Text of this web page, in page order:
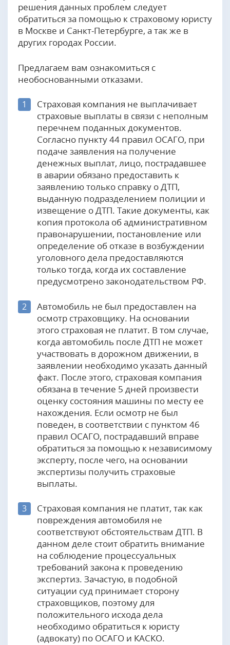
решения данных проблем следует
обратиться за помощью к страховому юристу
в Москве и Санкт-Петербурге, а так же в
других городах России.
Предлагаем вам ознакомиться с
необоснованными отказами.
1
Страховая компания не выплачивает
страховые выплаты в связи с неполным
перечнем поданных документов.
Согласно пункту 44 правил ОСАГО, при
подаче заявления на получение
денежных выплат, лицо, пострадавшее
в аварии обязано предоставить к
заявлению только справку о ДТП,
выданную подразделением полиции и
извещение о ДТП. Такие документы, как
копия протокола об административном
правонарушении, постановление или
определение об отказе в возбуждении
уголовного дела предоставляются
только тогда, когда их составление
предусмотрено законодательством РФ.
2
Автомобиль не был предоставлен на
осмотр страховщику. На основании
этого страховая не платит. В том случае,
когда автомобиль после ДТП не может
участвовать в дорожном движении, в
заявлении необходимо указать данный
факт. После этого, страховая компания
обязана в течение 5 дней произвести
оценку состояния машины по месту ее
нахождения. Если осмотр не был
поведен, в соответствии с пунктом 46
правил ОСАГО, пострадавший вправе
обратиться за помощью к независимому
эксперту, после чего, на основании
экспертизы получить страховые
выплаты.
3
Страховая компания не платит, так как
повреждения автомобиля не
соответствуют обстоятельствам ДТП. В
данном деле стоит обратить внимание
на соблюдение процессуальных
требований закона к проведению
экспертиз. Зачастую, в подобной
ситуации суд принимает сторону
страховщиков, поэтому для
положительного исхода дела
необходимо обратиться к юристу
(адвокату) по ОСАГО и КАСКО.